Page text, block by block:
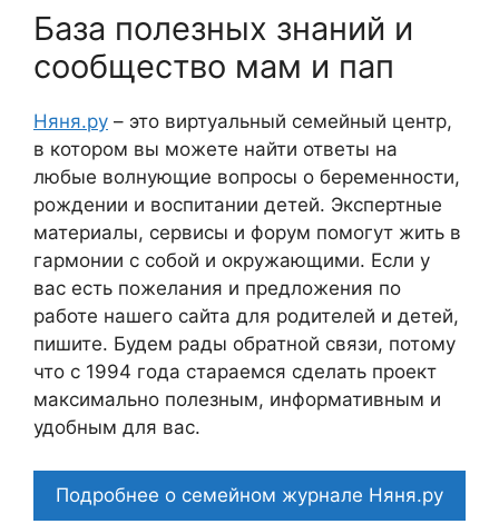
База полезных знаний и
сообщество мам и пап
Няня.ру – это виртуальный семейный центр,
в котором вы можете найти ответы на
любые волнующие вопросы о беременности,
рождении и воспитании детей. Экспертные
материалы, сервисы и форум помогут жить в
гармонии с собой и окружающими. Если у
вас есть пожелания и предложения по
работе нашего сайта для родителей и детей,
пишите. Будем рады обратной связи, потому
что c 1994 года стараемся сделать проект
максимально полезным, информативным и
удобным для вас.
Подробнее о семейном журнале Няня.ру